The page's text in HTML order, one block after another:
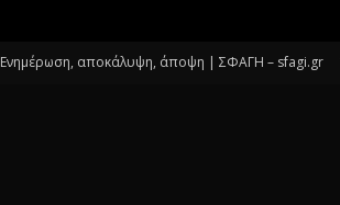
Ενημέρωση, αποκάλυψη, άποψη | ΣΦΑΓΗ – sfagi.gr